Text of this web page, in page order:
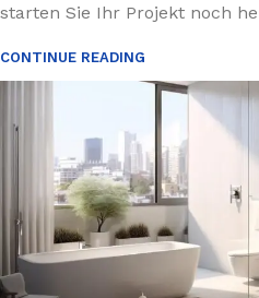
starten Sie Ihr Projekt noch
CONTINUE READING